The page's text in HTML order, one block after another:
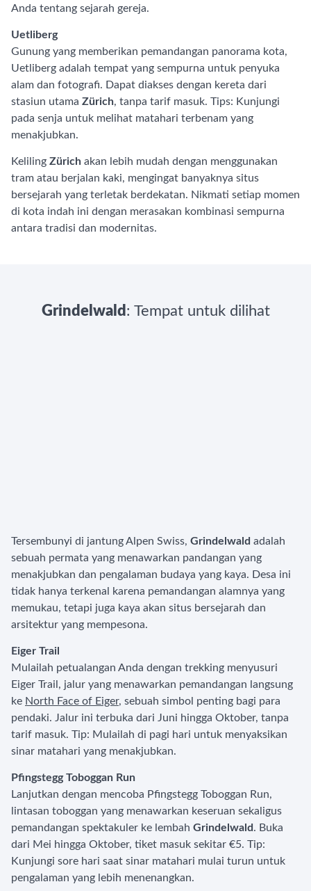
Anda tentang sejarah gereja.
Uetliberg
Gunung yang memberikan pemandangan panorama kota,
Uetliberg adalah tempat yang sempurna untuk penyuka
alam dan fotografi. Dapat diakses dengan kereta dari
stasiun utama Zürich, tanpa tarif masuk. Tips: Kunjungi
pada senja untuk melihat matahari terbenam yang
menakjubkan.
Keliling Zürich akan lebih mudah dengan menggunakan
tram atau berjalan kaki, mengingat banyaknya situs
bersejarah yang terletak berdekatan. Nikmati setiap momen
di kota indah ini dengan merasakan kombinasi sempurna
antara tradisi dan modernitas.
Grindelwald : Tempat untuk dilihat
Tersembunyi di jantung Alpen Swiss, Grindelwald adalah
sebuah permata yang menawarkan pandangan yang
menakjubkan dan pengalaman budaya yang kaya. Desa ini
tidak hanya terkenal karena pemandangan alamnya yang
memukau, tetapi juga kaya akan situs bersejarah dan
arsitektur yang mempesona.
Eiger Trail
Mulailah petualangan Anda dengan trekking menyusuri
Eiger Trail, jalur yang menawarkan pemandangan langsung
ke North Face of Eiger, sebuah simbol penting bagi para
pendaki. Jalur ini terbuka dari Juni hingga Oktober, tanpa
tarif masuk. Tip: Mulailah di pagi hari untuk menyaksikan
sinar matahari yang menakjubkan.
Pfingstegg Toboggan Run
Lanjutkan dengan mencoba Pfingstegg Toboggan Run,
lintasan toboggan yang menawarkan keseruan sekaligus
pemandangan spektakuler ke lembah Grindelwald . Buka
dari Mei hingga Oktober, tiket masuk sekitar €5. Tip:
Kunjungi sore hari saat sinar matahari mulai turun untuk
pengalaman yang lebih menenangkan.